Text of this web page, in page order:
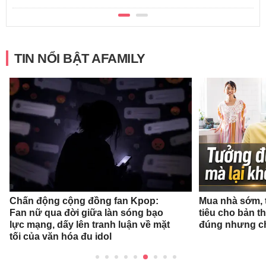
TIN NỔI BẬT AFAMILY
Chấn động cộng đồng fan Kpop:
Fan nữ qua đời giữa làn sóng bạo
lực mạng, dấy lên tranh luận về mặt
tối của văn hóa đu idol
Mua nhà
tiêu cho bản
đúng nhưng